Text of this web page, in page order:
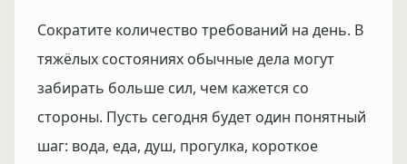
Сократите количество требований на день. В
тяжёлых состояниях обычные дела могут
забирать больше сил, чем кажется со
стороны. Пусть сегодня будет один понятный
шаг: вода, еда, душ, прогулка, короткое